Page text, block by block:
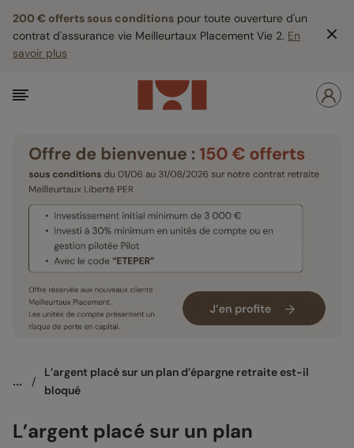
200 € offerts sous conditions pour toute ouverture d'un
contrat d'assurance vie Meilleurtaux Placement Vie 2. En
savoir plus
... /
L’argent placé sur un plan d’épargne retraite est-il
bloqué
L’argent placé sur un plan